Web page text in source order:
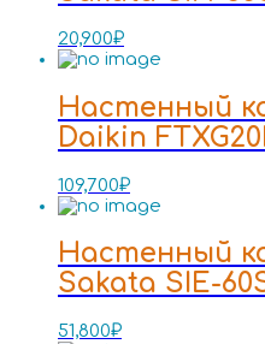
20,900₽
Настенный
Daikin
109,700₽
Настенный
Sakata SIE-
51,800₽